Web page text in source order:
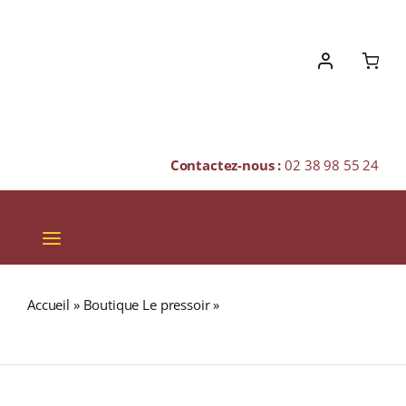
Contactez-nous :02 38 98 55 24
Toggle
Navigation
SPIRITUEUX
Accueil » Boutique Le pressoir»